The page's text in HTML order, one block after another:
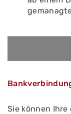
Sie können Ihre